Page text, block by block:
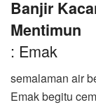
Banjir
Mentimun
: Emak
semalaman air
Emak begitu